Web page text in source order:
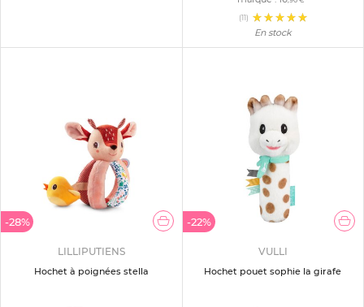
(11)
En stock
-28%
LILLIPUTIENS
Hochet à poignées stella
-22%
VULLI
Hochet pouet sophie la girafe